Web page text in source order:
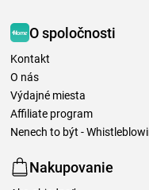
O spoločnosti
Kontakt
O nás
Výdajné miesta
Affiliate program
Nenech to být -
Nakupovanie